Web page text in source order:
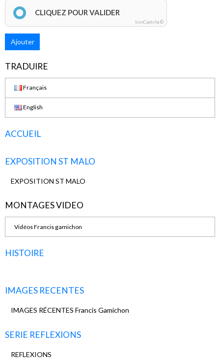
CLIQUEZ POUR VALIDER
IconCaptcha ©
Ajouter
TRADUIRE
Français
English
ACCUEIL
EXPOSITION ST MALO
EXPOSITION ST MALO
MONTAGES VIDEO
Vidéos Francis gamichon
HISTOIRE
IMAGES RECENTES
IMAGES RÉCENTES Francis Gamichon
SERIE REFLEXIONS
REFLEXIONS